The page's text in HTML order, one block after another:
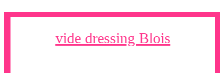
vide dressing Blois